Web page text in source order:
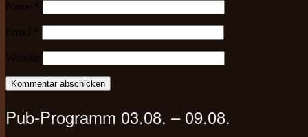
Name
Email
Website
Pub-Programm 03.08. – 09.08.